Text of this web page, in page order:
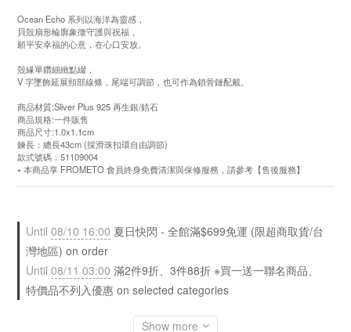
Ocean Echo 系列以海洋為靈感，
貝殼扇形輪廓象徵守護與祝福，
願平安幸福的心意，在心口安放。
殼緣單鑽細緻點綴，
V 字墜飾延展頸部線條，尾端可調節，也可作為鎖骨鏈配戴。
商品材質:Sliver Plus 925 再生銀/鋯石
商品規格:一件販售
商品尺寸:1.0x1.1cm
鍊長：總長43cm (採滑珠扣環自由調節)
款式號碼：51109004
⭑ 本商品享 FROMETO 會員終身免費清潔與保修服務，請參考【售後服務】
Until 08/10 16:00 夏日快閃 - 全館滿$699免運 (限超商取貨/台
灣地區) on order
Until 08/11 03:00 滿2件9折、3件88折 ※買一送一聯名商品、
特價品不列入優惠 on selected categories
Show more